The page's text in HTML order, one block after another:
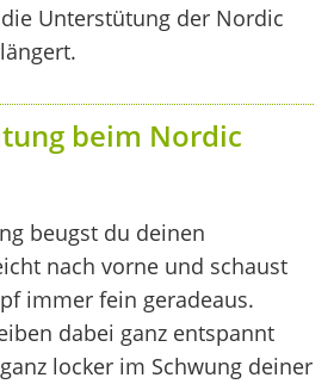
Unterstütung der Nordic
beim Nordic
beugst du deinen
nach vorne und schaust
immer fein geradeaus.
dabei ganz entspannt
locker im Schwung deiner